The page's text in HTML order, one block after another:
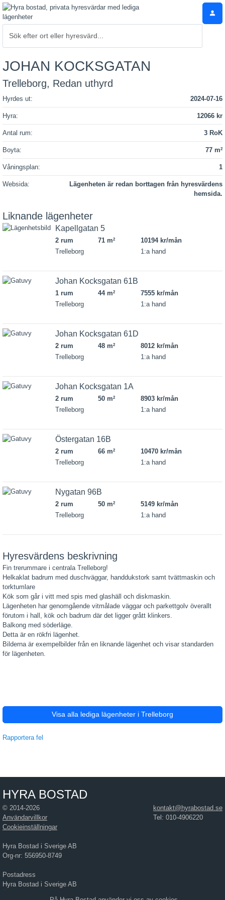
JOHAN KOCKSGATAN
Trelleborg, Redan uthyrd
Hyrdes ut: 2024-07-16
Hyra: 12066 kr
Antal rum: 3 RoK
Boyta: 77 m2
Våningsplan: 1
Websida:
Lägenheten är redan borttagen från hyresvärdens
hemsida.
Liknande lägenheter
Kapellgatan 5
2 rum 71 m2
10194 kr/mån
Trelleborg
1:a hand
Johan Kocksgatan 61B
1 rum 44 m2
7555 kr/mån
Trelleborg
1:a hand
Johan Kocksgatan 61D
2 rum 48 m2
8012 kr/mån
Trelleborg
1:a hand
Johan Kocksgatan 1A
2 rum 50 m2
8903 kr/mån
Trelleborg
1:a hand
Östergatan 16B
2 rum 66 m2
10470 kr/mån
Trelleborg
1:a hand
Nygatan 96B
2 rum 50 m2
5149 kr/mån
Trelleborg
1:a hand
Hyresvärdens beskrivning
Fin trerummare i centrala Trelleborg!
Helkaklat badrum med duschväggar, handdukstork samt tvättmaskin och
torktumlare
Kök som går i vitt med spis med glashäll och diskmaskin.
Lägenheten har genomgående vitmålade väggar och parkettgolv överallt
förutom i hall, kök och badrum där det ligger grått klinkers.
Balkong med söderläge.
Detta är en rökfri lägenhet.
Bilderna är exempelbilder från en liknande lägenhet och visar standarden
för lägenheten.
Visa alla lediga lägenheter i Trelleborg
Rapportera fel
HYRA BOSTAD
kontakt@hyrabostad.se
Tel: 010-4906220
© 2014-2026
Användarvillkor
Cookieinställningar
Hyra Bostad i Sverige AB
Org-nr: 556950-8749
Postadress
Hyra Bostad i Sverige AB